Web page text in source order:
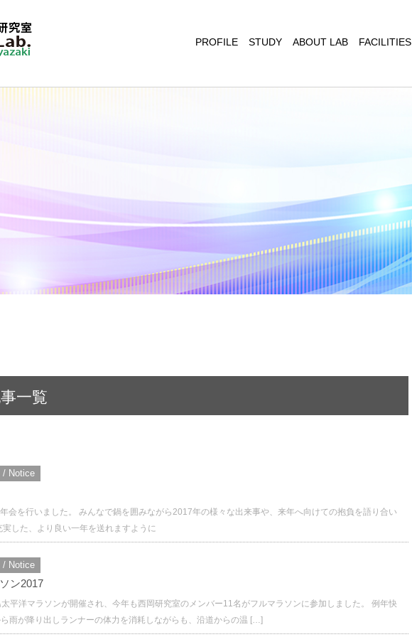
PROFILE STUDY ABOUT LAB FACILITIES
一覧
/ Notice
会を行いました。 みんなで鍋を囲みながら2017年の様々な出来事や、来年へ向けての抱負を語り合い
した、より良い一年を送れますように
/ Notice
ン2017
平洋マラソンが開催され、今年も西岡研究室のメンバー11名がフルマラソンに参加しました。 例年快
雨が降り出しランナーの体力を消耗しながらも、沿道からの温 […]